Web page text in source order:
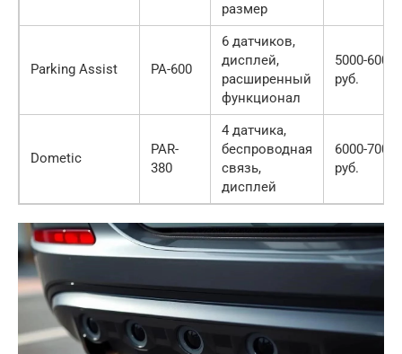
размер
Parking Assist PA-600
6 датчиков,
дисплей,
расширенный
функционал
5000-6000
руб.
Dometic
PAR-
380
4 датчика,
беспроводная
связь,
дисплей
6000-7000
руб.